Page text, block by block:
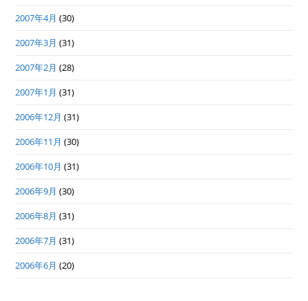
2007年4月 (30)
2007年3月 (31)
2007年2月 (28)
2007年1月 (31)
2006年12月 (31)
2006年11月 (30)
2006年10月 (31)
2006年9月 (30)
2006年8月 (31)
2006年7月 (31)
2006年6月 (20)